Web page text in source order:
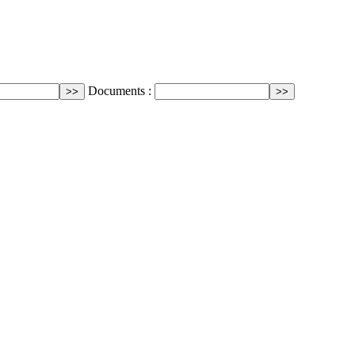
Documents :